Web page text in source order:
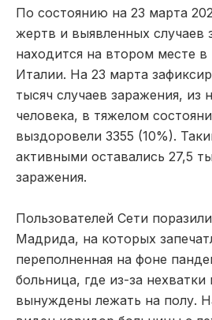
По состоянию на 23 марта
жертв и выявленных случаев
находится на втором месте в
Италии. На 23 марта
тысяч случаев заражения, из
человека, в тяжелом
выздоровели 3355 (10%).
активными оставались 27,5
заражения.
Пользователей Сети
Мадрида, на которых
переполненная на фоне
больница, где из-за
вынуждены лежать на полу.